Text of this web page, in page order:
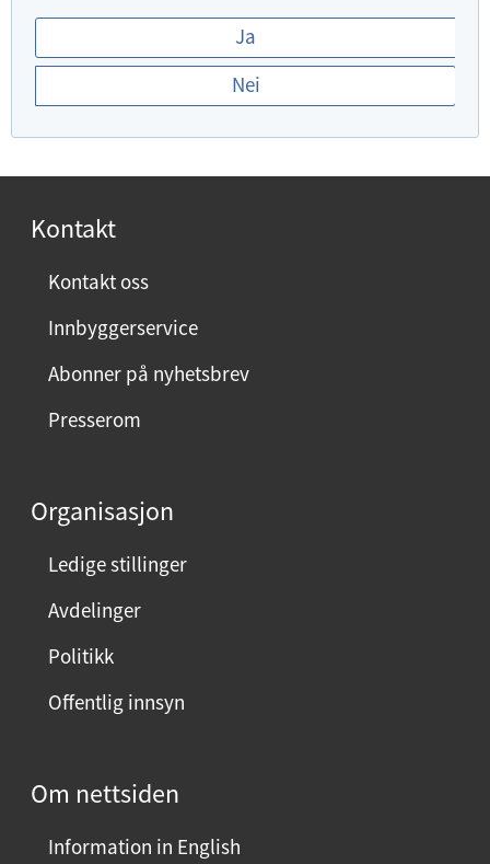
E
r
o
r
n
m
n
V
Ja
Nei
Kontakt
Kontakt oss
Innbyggerservice
Abonner på nyhetsbrev
Presserom
Organisasjon
Ledige stillinger
Avdelinger
Politikk
Offentlig innsyn
Om nettsiden
Information in English